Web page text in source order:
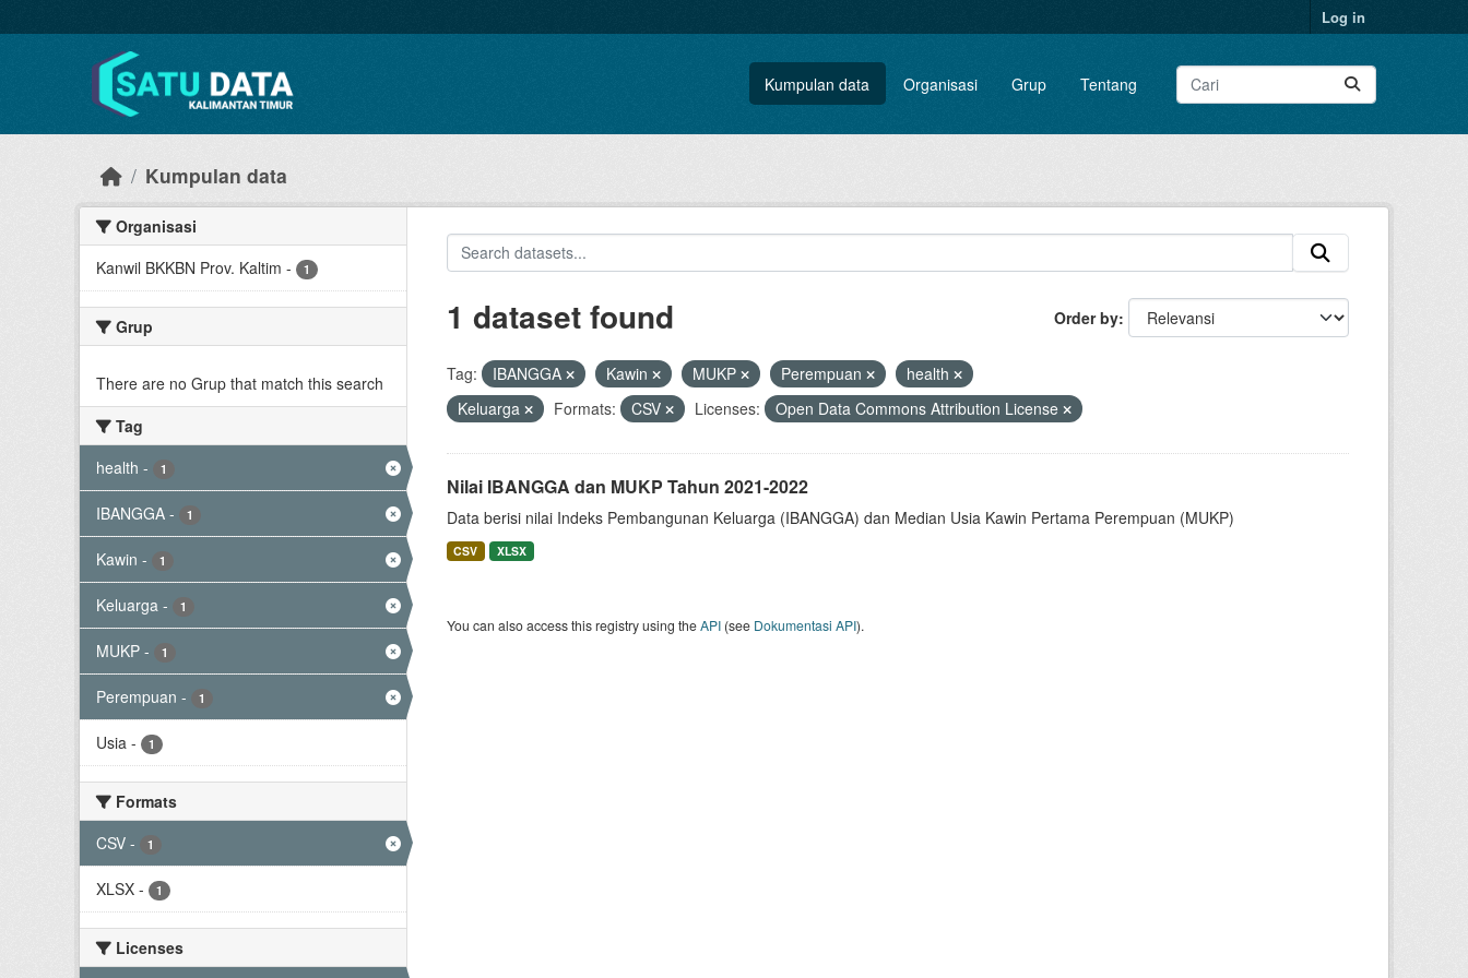
Log in
Kumpulan data Organisasi Grup Tentang
Kumpulan data
Organisasi
Kanwil BKKBN Prov. Kaltim - 1
Grup
There are no Grup that match this search
Tag
health - 1
IBANGGA - 1
Kawin - 1
Keluarga - 1
MUKP - 1
Perempuan - 1
Usia - 1
Formats
CSV - 1
XLSX - 1
Licenses
Order by
1 dataset found
Tag: IBANGGA Kawin MUKP Perempuan
health
Keluarga
Formats: CSV Licenses: Open Data Commons Attribution License
Nilai IBANGGA dan MUKP Tahun 2021-2022
Data berisi nilai Indeks Pembangunan Keluarga (IBANGGA) dan Median Usia Kawin Pertama Perempuan (MUKP)
CSV XLSX
You can also access this registry using theAPI(see Dokumentasi API).